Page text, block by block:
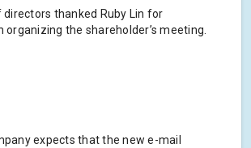
directors thanked Ruby Lin for
organizing the shareholder’s meeting.
expects that the new e-mail